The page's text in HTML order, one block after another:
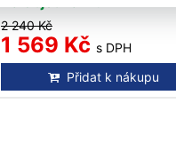
2 240 Kč
1 569 Kč s DPH
Přidat k nákupu